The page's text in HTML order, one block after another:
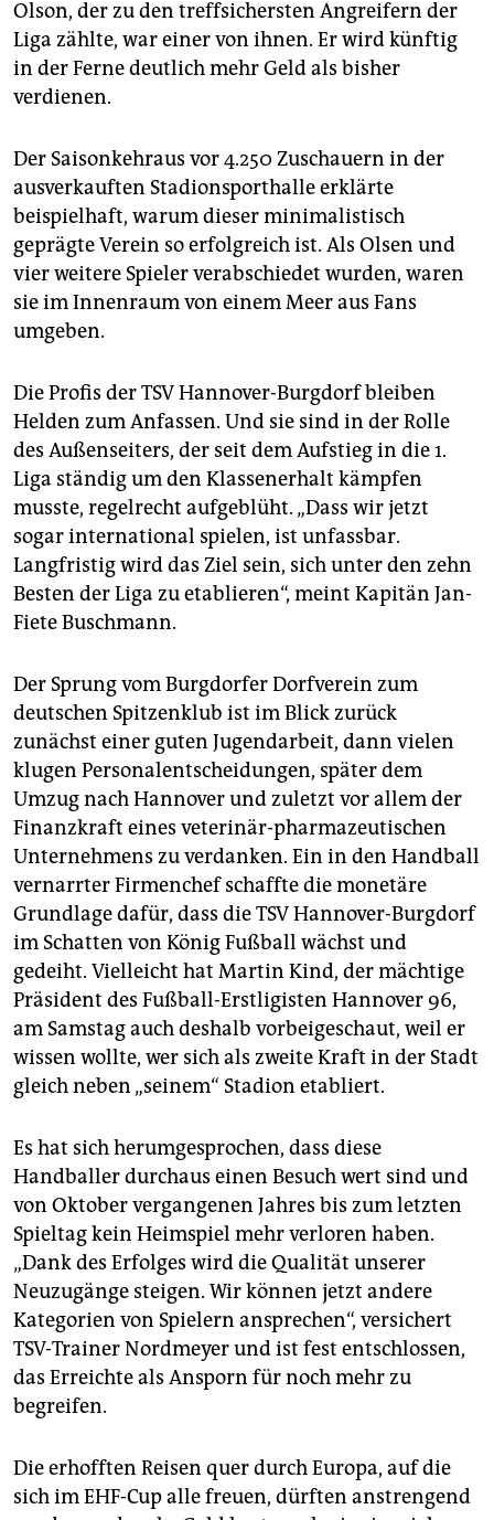
Olson, der zu den treffsichersten Angreifern der
Liga zählte, war einer von ihnen. Er wird künftig
in der Ferne deutlich mehr Geld als bisher
verdienen.
Der Saisonkehraus vor 4.250 Zuschauern in der
ausverkauften Stadionsporthalle erklärte
beispielhaft, warum dieser minimalistisch
geprägte Verein so erfolgreich ist. Als Olsen und
vier weitere Spieler verabschiedet wurden, waren
sie im Innenraum von einem Meer aus Fans
umgeben.
Die Profis der TSV Hannover-Burgdorf bleiben
Helden zum Anfassen. Und sie sind in der Rolle
des Außenseiters, der seit dem Aufstieg in die 1.
Liga ständig um den Klassenerhalt kämpfen
musste, regelrecht aufgeblüht. „Dass wir jetzt
sogar international spielen, ist unfassbar.
Langfristig wird das Ziel sein, sich unter den zehn
Besten der Liga zu etablieren“, meint Kapitän Jan-
Fiete Buschmann.
Der Sprung vom Burgdorfer Dorfverein zum
deutschen Spitzenklub ist im Blick zurück
zunächst einer guten Jugendarbeit, dann vielen
klugen Personalentscheidungen, später dem
Umzug nach Hannover und zuletzt vor allem der
Finanzkraft eines veterinär-pharmazeutischen
Unternehmens zu verdanken. Ein in den Handball
vernarrter Firmenchef schaffte die monetäre
Grundlage dafür, dass die TSV Hannover-Burgdorf
im Schatten von König Fußball wächst und
gedeiht. Vielleicht hat Martin Kind, der mächtige
Präsident des Fußball-Erstligisten Hannover 96,
am Samstag auch deshalb vorbeigeschaut, weil er
wissen wollte, wer sich als zweite Kraft in der Stadt
gleich neben „seinem“ Stadion etabliert.
Es hat sich herumgesprochen, dass diese
Handballer durchaus einen Besuch wert sind und
von Oktober vergangenen Jahres bis zum letzten
Spieltag kein Heimspiel mehr verloren haben.
„Dank des Erfolges wird die Qualität unserer
Neuzugänge steigen. Wir können jetzt andere
Kategorien von Spielern ansprechen“, versichert
TSV-Trainer Nordmeyer und ist fest entschlossen,
das Erreichte als Ansporn für noch mehr zu
begreifen.
Die erhofften Reisen quer durch Europa, auf die
sich im EHF-Cup alle freuen, dürften anstrengend